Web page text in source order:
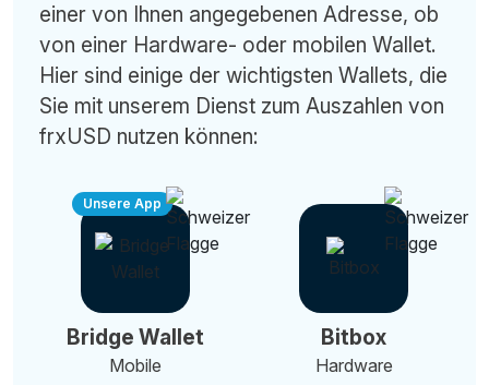
einer von Ihnen angegebenen Adresse, ob
von einer Hardware- oder mobilen Wallet.
Hier sind einige der wichtigsten Wallets, die
Sie mit unserem Dienst zum Auszahlen von
frxUSD nutzen können:
Unsere App
Bridge Wallet
Mobile
Bitbox
Hardware